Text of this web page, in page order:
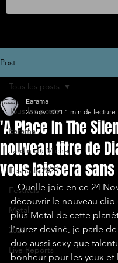
Post
Tous les posts
Earama
Jardin du Michel
Festivals 2023
Festivals
Metal
2023
Live Reports
Tous les posts
'A Place In The
nouveau titre de
vous laissera
Earama
26 nov. 2021 1 min de lecture
   Quelle joie en ce 24 Novembre de
découvrir le nouveau
plus Metal de cette
l'aurez deviné, je parle
duo aussi sexy que
bonheur pour les yeux et